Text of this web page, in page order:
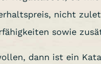
nicht
sowie
dann ist ein